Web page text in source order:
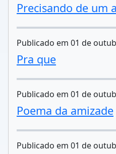
Precisando de um
Publicado em 01 de
Pra que
Publicado em 01 de
Poema da amizade
Publicado em 01 de